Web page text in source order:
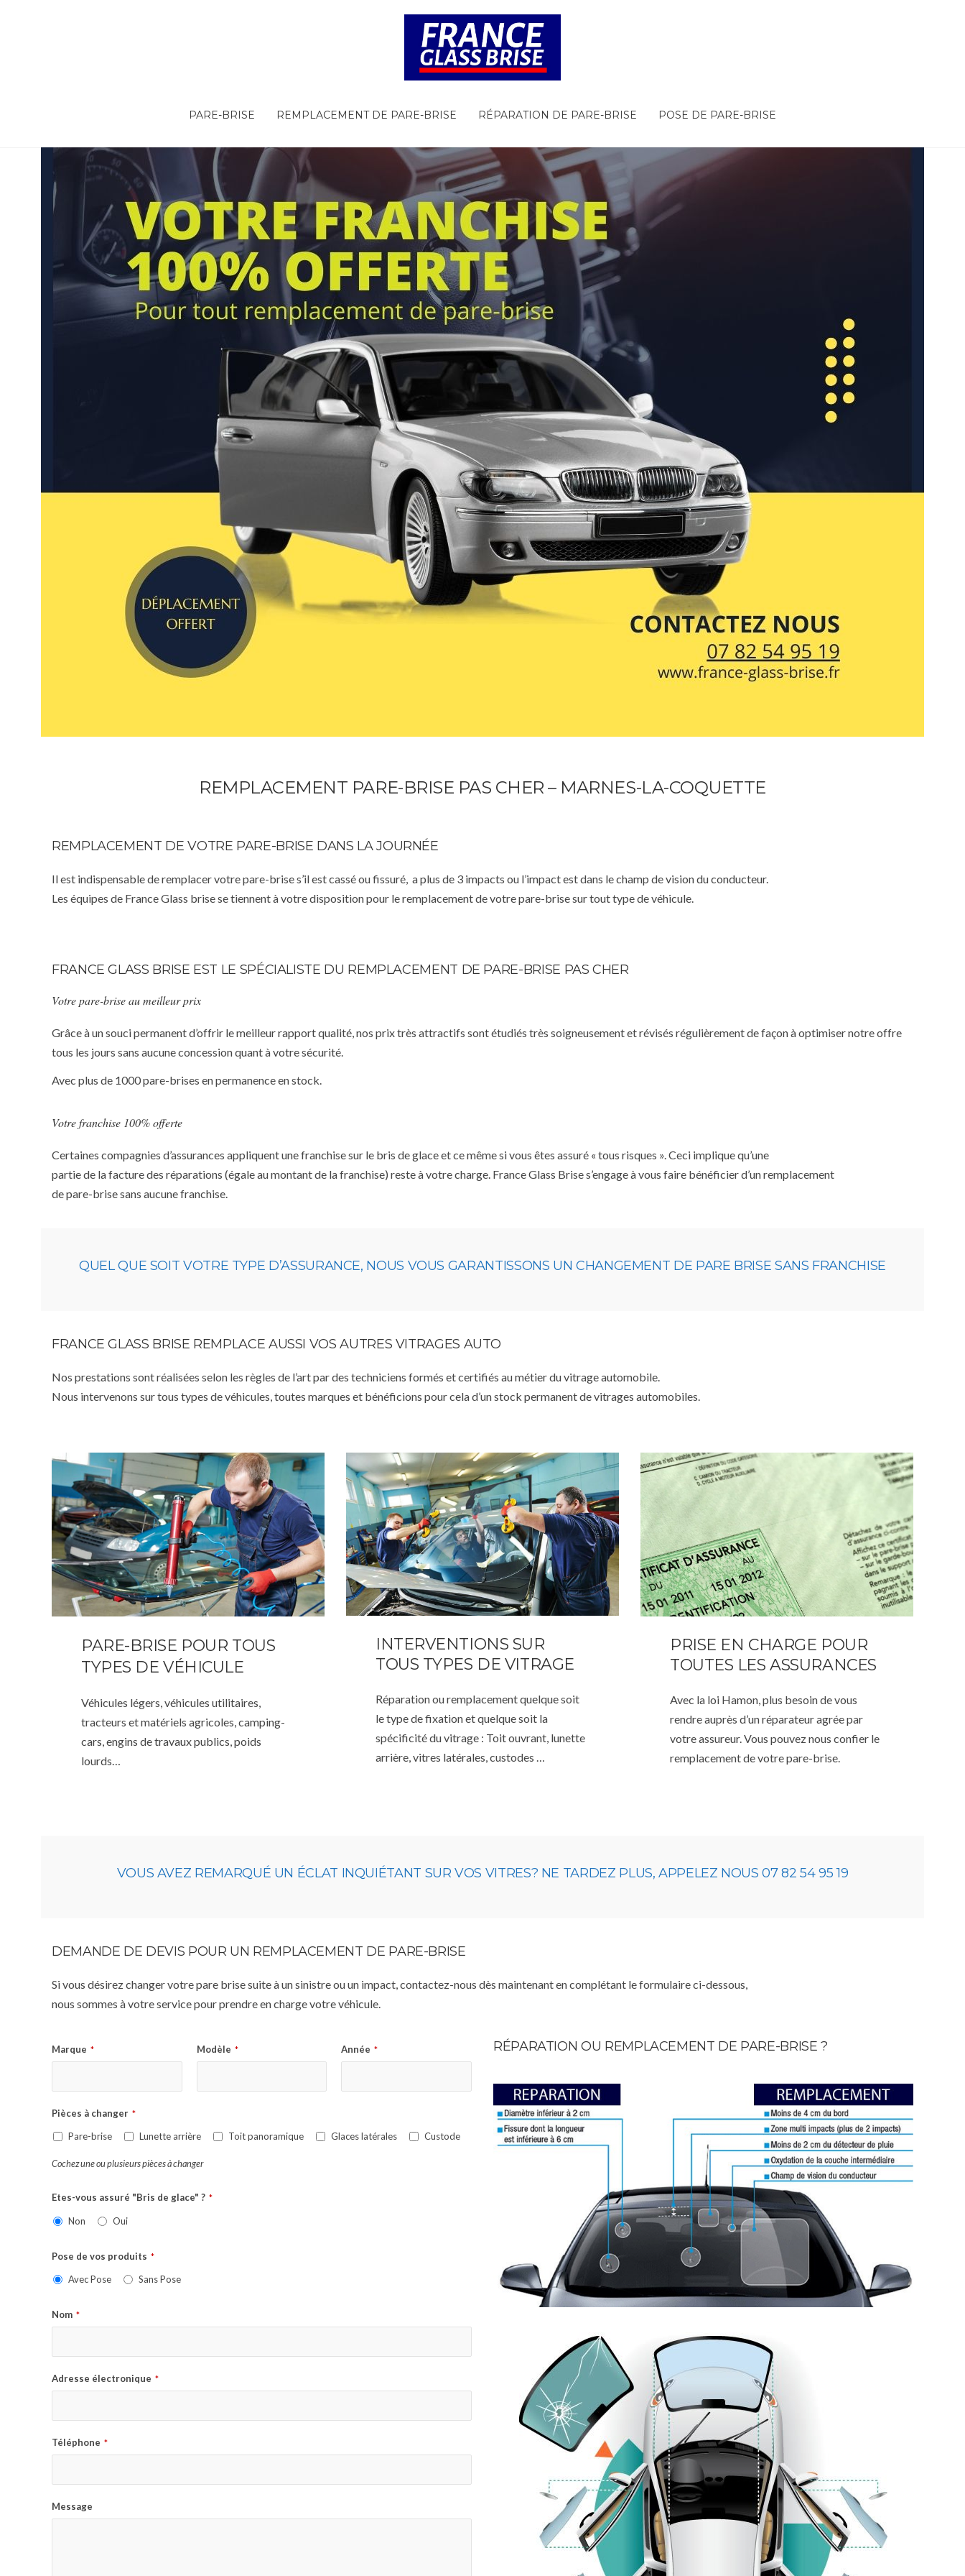
PARE-BRISE REMPLACEMENT DE PARE-BRISE RÉPARATION DE PARE-BRISE POSE DE PARE-BRISE
REMPLACEMENT PARE-BRISE PAS CHER – MARNES-LA-COQUETTE
REMPLACEMENT DE VOTRE PARE-BRISE DANS LA JOURNÉE
Il est indispensable de remplacer votre pare-brise s’il est cassé ou fissuré, a plus de 3 impacts ou l’impact est dans le champ de vision du conducteur.
Les équipes de France Glass brise se tiennent à votre disposition pour le remplacement de votre pare-brise sur tout type de véhicule.
FRANCE GLASS BRISE EST LE SPÉCIALISTE DU REMPLACEMENT DE PARE-BRISE PAS CHER
Votre pare-brise au meilleur prix
Grâce à un souci permanent d’offrir le meilleur rapport qualité, nos prix très attractifs sont étudiés très soigneusement et révisés régulièrement de façon à optimiser notre offre
tous les jours sans aucune concession quant à votre sécurité.
Avec plus de 1000 pare-brises en permanence en stock.
Votre franchise 100% offerte
Certaines compagnies d’assurances appliquent une franchise sur le bris de glace et ce même si vous êtes assuré « tous risques ». Ceci implique qu’une
partie de la facture des réparations (égale au montant de la franchise) reste à votre charge. France Glass Brise s’engage à vous faire bénéficier d’un remplacement
de pare-brise sans aucune franchise.
QUEL QUE SOIT VOTRE TYPE D’ASSURANCE, NOUS VOUS GARANTISSONS UN CHANGEMENT DE PARE BRISE SANS FRANCHISE
FRANCE GLASS BRISE REMPLACE AUSSI VOS AUTRES VITRAGES AUTO
Nos prestations sont réalisées selon les règles de l’art par des techniciens formés et certifiés au métier du vitrage automobile.
Nous intervenons sur tous types de véhicules, toutes marques et bénéficions pour cela d’un stock permanent de vitrages automobiles.
PARE-BRISE POUR TOUS
TYPES DE VÉHICULE
Véhicules légers, véhicules utilitaires,
tracteurs et matériels agricoles, camping-
cars, engins de travaux publics, poids
lourds…
INTERVENTIONS SUR
TOUS TYPES DE VITRAGE
Réparation ou remplacement quelque soit
le type de fixation et quelque soit la
spécificité du vitrage : Toit ouvrant, lunette
arrière, vitres latérales, custodes …
PRISE EN CHARGE POUR
TOUTES LES ASSURANCES
Avec la loi Hamon, plus besoin de vous
rendre auprès d’un réparateur agrée par
votre assureur. Vous pouvez nous confier le
remplacement de votre pare-brise.
VOUS AVEZ REMARQUÉ UN ÉCLAT INQUIÉTANT SUR VOS VITRES? NE TARDEZ PLUS, APPELEZ NOUS 07 82 54 95 19
DEMANDE DE DEVIS POUR UN REMPLACEMENT DE PARE-BRISE
Si vous désirez changer votre pare brise suite à un sinistre ou un impact, contactez-nous dès maintenant en complétant le formulaire ci-dessous,
nous sommes à votre service pour prendre en charge votre véhicule.
Marque * Modèle * Année *
Pièces à changer *
Pare-brise Lunette arrière Toit panoramique Glaces latérales Custode
Cochez une ou plusieurs pièces à changer
Etes-vous assuré "Bris de glace" ? *
Non Oui
Pose de vos produits *
Avec Pose Sans Pose
Nom *
Adresse électronique *
Téléphone *
Message
RÉPARATION OU REMPLACEMENT DE PARE-BRISE ?